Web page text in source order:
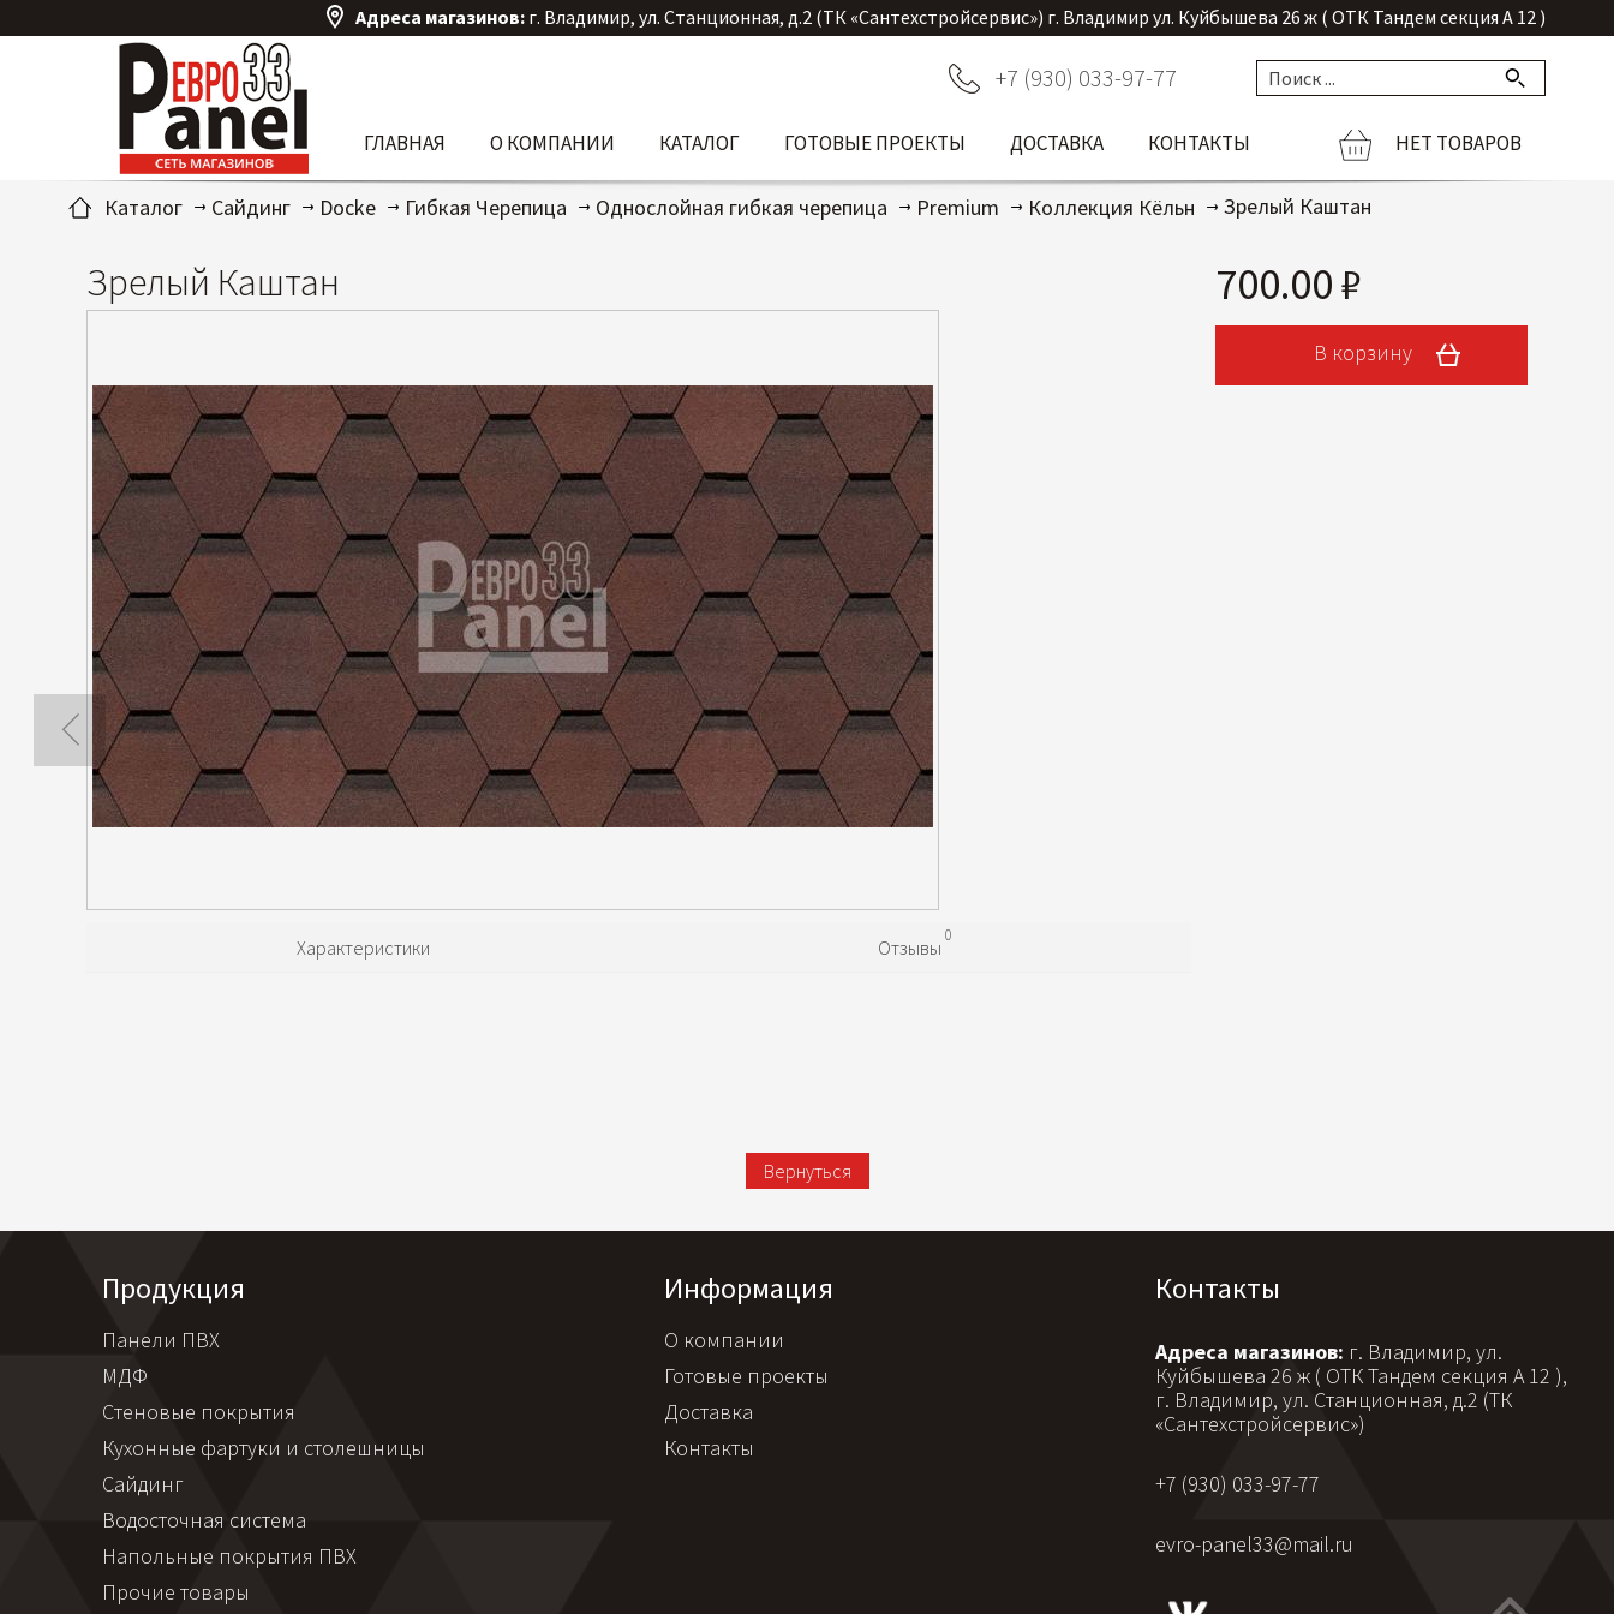
Адреса магазинов: г. Владимир, ул. Станционная, д.2 (ТК «Сантехстройсервис») г. Владимир ул. Куйбышева 26 ж ( ОТК Тандем секция А 12 )
+7 (930) 033-97-77
НЕТ ТОВАРОВ
ГЛАВНАЯ О КОМПАНИИ КАТАЛОГ ГОТОВЫЕ ПРОЕКТЫ ДОСТАВКА КОНТАКТЫ
Каталог Сайдинг Docke Гибкая Черепица Однослойная гибкая черепица Premium Коллекция Кёльн Зрелый Каштан
Зрелый Каштан 700.00 ₽
В корзину
Характеристики Отзывы
0
Вернуться
Продукция
Панели ПВХ
МДФ
Стеновые покрытия
Кухонные фартуки и столешницы
Сайдинг
Водосточная система
Напольные покрытия ПВХ
Прочие товары
Информация
О компании
Готовые проекты
Доставка
Контакты
Контакты
Адреса магазинов: г. Владимир, ул.
Куйбышева 26 ж ( ОТК Тандем секция А 12 ),
г. Владимир, ул. Станционная, д.2 (ТК
«Сантехстройсервис»)
+7 (930) 033-97-77
evro-panel33@mail.ru